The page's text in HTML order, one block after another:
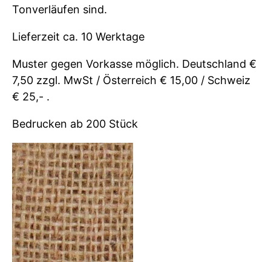
Tonverläufen sind.
Lieferzeit ca. 10 Werktage
Muster gegen Vorkasse möglich. Deutschland €
7,50 zzgl. MwSt / Österreich € 15,00 / Schweiz
€ 25,- .
Bedrucken ab 200 Stück